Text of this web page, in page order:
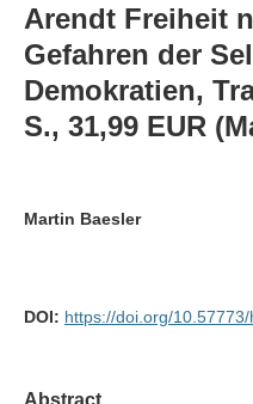
Arendt Freiheit
Gefahren der
Demokratien,
S., 31,99 EUR
Martin Baesler
DOI: https://doi.org/
Abstract